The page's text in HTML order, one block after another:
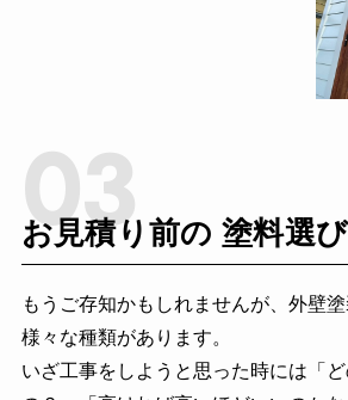
03
お見積り前の 塗料選び
もうご存知かもしれませんが、外壁
様々な種類があります。
いざ工事をしようと思った時には「